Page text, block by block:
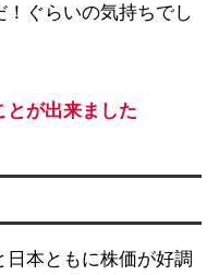
ぐらいの気持ちでし
とが出来ました
日本ともに株価が好調